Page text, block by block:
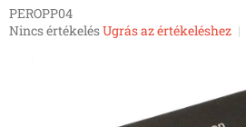
PEROPP04
A
Nincs értékelésUgrás az értékeléshez